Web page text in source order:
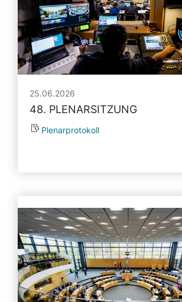
25.06.2026
48. PLENARSITZUNG
Plenarprotokoll